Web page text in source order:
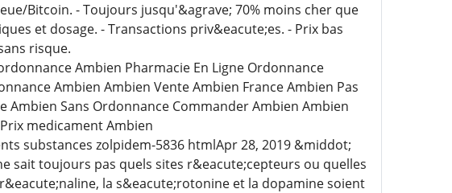
Bitcoin. - Toujours jusqu'&agrave; 70% moins cher que
et dosage. - Transactions priv&eacute;es. - Prix bas
risque.
Ambien Pharmacie En Ligne Ordonnance
Ambien Ambien Vente Ambien France Ambien Pas
Sans Ordonnance Commander Ambien Ambien
medicament Ambien
substances zolpidem-5836 htmlApr 28, 2019 &middot;
sait toujours pas quels sites r&eacute;cepteurs ou quelles
la s&eacute;rotonine et la dopamine soient